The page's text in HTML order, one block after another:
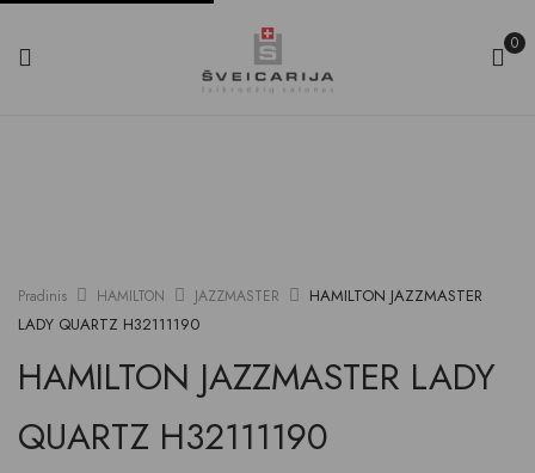
0
Pradinis HAMILTON JAZZMASTER
HAMILTON JAZZMASTER
LADY QUARTZ H32111190
HAMILTON JAZZMASTER LADY
QUARTZ H32111190